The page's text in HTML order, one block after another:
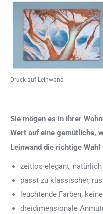
Druck auf Leinwand
Sie mögen es in Ihrer
Wert auf eine gemütliche,
Leinwand die richtige
zeitlos elegant,
passt zu klassischer,
leuchtende Farben,
dreidimensionale